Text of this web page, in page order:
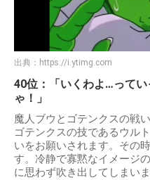
出典： https://i.ytimg.com
40位：「いくわよ…って
ゃ！」
魔人ブウとゴテンクスの戦
ゴテンクスの技であるウル
いをお願いされます。その
す。冷静で寡黙なイメージ
に思わず吹き出してしまいま